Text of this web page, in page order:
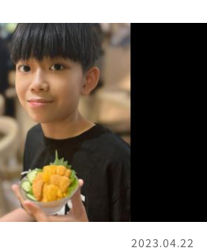
2023.04.22